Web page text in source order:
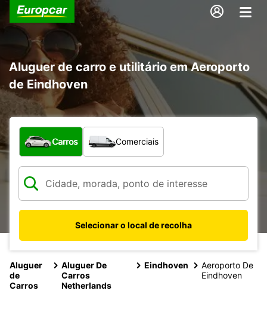
Aluguer de carro e utilitário em Aeroporto
de Eindhoven
Que tipo de veículo pretende?
Carros Comerciais
Selecionar o local de recolha
Aluguer
de
Carros
Aluguer De
Carros
Netherlands
Eindhoven
Aeroporto De
Eindhoven